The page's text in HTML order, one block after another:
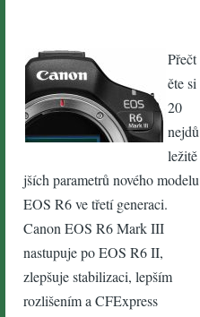
Přečt
ěte si
20
nejdů
ležitě
jších parametrů nového modelu
EOS R6 ve třetí generaci.
Canon EOS R6 Mark III
nastupuje po EOS R6 II,
zlepšuje stabilizaci, lepším
rozlišením a CFExpress